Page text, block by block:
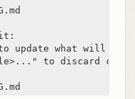
update what will be
to discard